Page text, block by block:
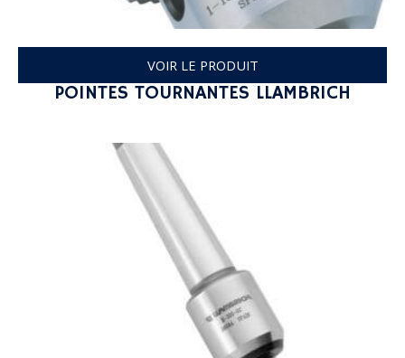
VOIR LE PRODUIT
POINTES TOURNANTES LLAMBRICH